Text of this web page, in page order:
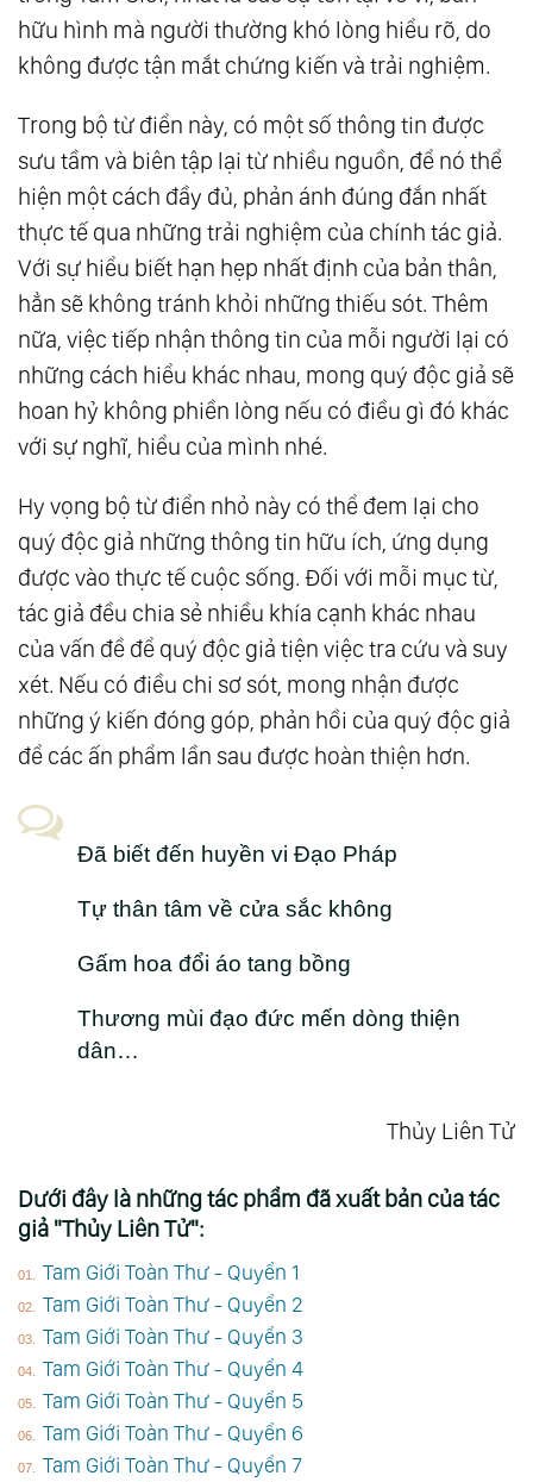
hữu hình mà người thường khó lòng hiểu rõ, do
không được tận mắt chứng kiến và trải nghiệm.
Trong bộ từ điển này, có một số thông tin được
sưu tầm và biên tập lại từ nhiều nguồn, để nó thể
hiện một cách đầy đủ, phản ánh đúng đắn nhất
thực tế qua những trải nghiệm của chính tác giả.
Với sự hiểu biết hạn hẹp nhất định của bản thân,
hẳn sẽ không tránh khỏi những thiếu sót. Thêm
nữa, việc tiếp nhận thông tin của mỗi người lại có
những cách hiểu khác nhau, mong quý độc giả sẽ
hoan hỷ không phiền lòng nếu có điều gì đó khác
với sự nghĩ, hiểu của mình nhé.
Hy vọng bộ từ điển nhỏ này có thể đem lại cho
quý độc giả những thông tin hữu ích, ứng dụng
được vào thực tế cuộc sống. Đối với mỗi mục từ,
tác giả đều chia sẻ nhiều khía cạnh khác nhau
của vấn đề để quý độc giả tiện việc tra cứu và suy
xét. Nếu có điều chi sơ sót, mong nhận được
những ý kiến đóng góp, phản hồi của quý độc giả
để các ấn phẩm lần sau được hoàn thiện hơn.
Đã biết đến huyền vi Đạo Pháp
Tự thân tâm về cửa sắc không
Gấm hoa đổi áo tang bồng
Thương mùi đạo đức mến dòng thiện
dân…
Thủy Liên Tử
Dưới đây là những tác phẩm đã xuất bản của tác
giả "Thủy Liên Tử":
Tam Giới Toàn Thư - Quyển 1
Tam Giới Toàn Thư - Quyển 2
Tam Giới Toàn Thư - Quyển 3
Tam Giới Toàn Thư - Quyển 4
Tam Giới Toàn Thư - Quyển 5
Tam Giới Toàn Thư - Quyển 6
Tam Giới Toàn Thư - Quyển 7